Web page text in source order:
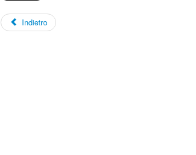
Indietro